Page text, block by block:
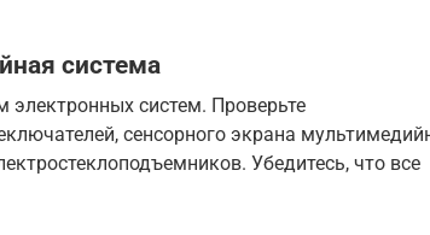
система
систем. Проверьте
сенсорного экрана
Убедитесь, что все